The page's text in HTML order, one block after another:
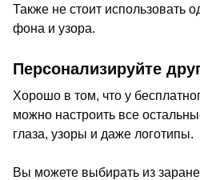
Также не стоит использовать
фона и узора.
Персонализируйте
Хорошо в том, что у
можно настроить все
глаза, узоры и даже логотипы.
Вы можете выбирать из